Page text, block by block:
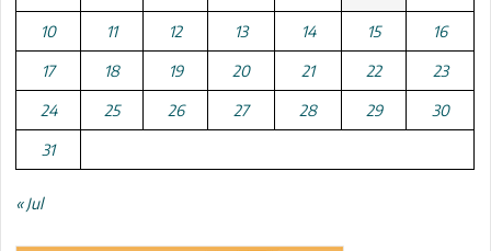
10 11 12 13 14 15 16
17 18 19 20 21 22 23
24 25 26 27 28 29 30
31
« Jul